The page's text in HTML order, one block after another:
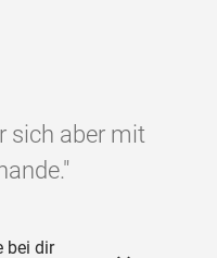
sich aber mit
bei dir